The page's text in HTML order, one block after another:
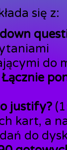
się z:
do
Łącznie
justify?
kart, a
do